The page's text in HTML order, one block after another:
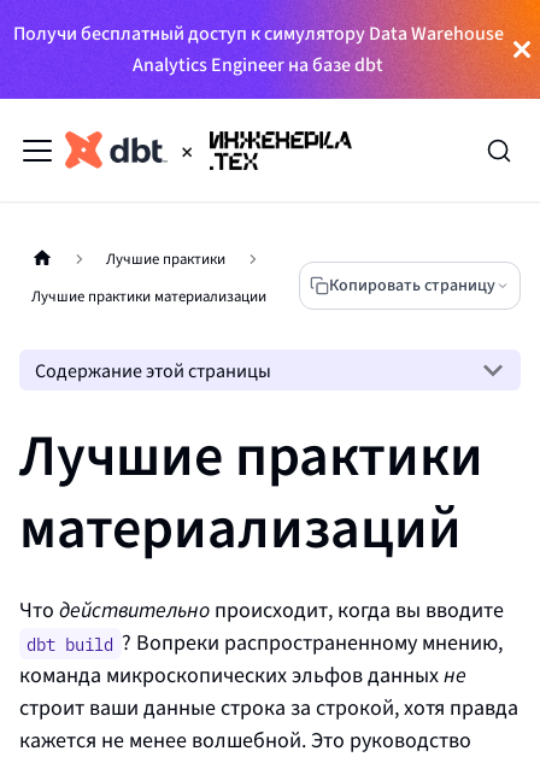
Получи бесплатный доступ к симулятору Data Warehouse
Analytics Engineer на базе dbt
Лучшие практики
Лучшие практики материализации
Копировать страницу
Содержание этой страницы
Лучшие практики
материализаций
Что действительно происходит, когда вы вводите
dbt build ? Вопреки распространенному мнению,
команда микроскопических эльфов данныхне
строит ваши данные строка за строкой, хотя правда
кажется не менее волшебной. Это руководство